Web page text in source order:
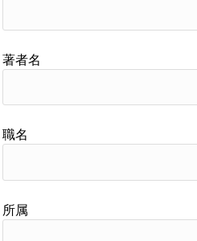
著者名
職名
所属